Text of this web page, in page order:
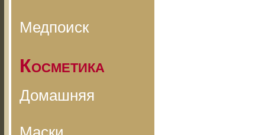
Медпоиск
Косметика
Домашняя